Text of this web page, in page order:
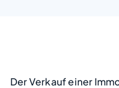
Der Verkauf einer